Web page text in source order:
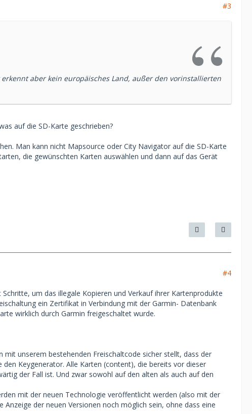
#3
aber kein europäisches Land, außer den vorinstallierten
auf die SD-Karte geschrieben?
Man kann nicht Mapsource oder City Navigator auf die SD-Karte
die gewünschten Karten auswählen und dann auf das Gerät
#4
um das illegale Kopieren und Verkauf ihrer Kartenprodukte
ein Zertifikat in Verbindung mit der Garmin- Datenbank
wirklich durch Garmin freigeschaltet wurde.
unserem bestehenden Freischaltcode sicher stellt, dass der
Keygenerator. Alle Karten (content), die bereits vor dieser
der Fall ist. Und zwar sowohl auf den alten als auch auf den
mit der neuen Technologie veröffentlicht werden (also mit der
der neuen Versionen noch möglich sein, ohne dass eine